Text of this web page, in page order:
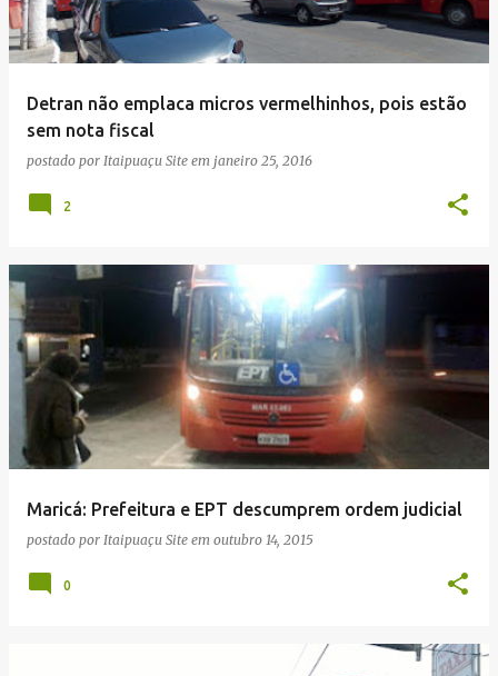
Detran não emplaca micros vermelhinhos, pois estão
sem nota fiscal
postado por Itaipuaçu Site em janeiro 25, 2016
2
Maricá: Prefeitura e EPT descumprem ordem judicial
postado por Itaipuaçu Site em outubro 14, 2015
0